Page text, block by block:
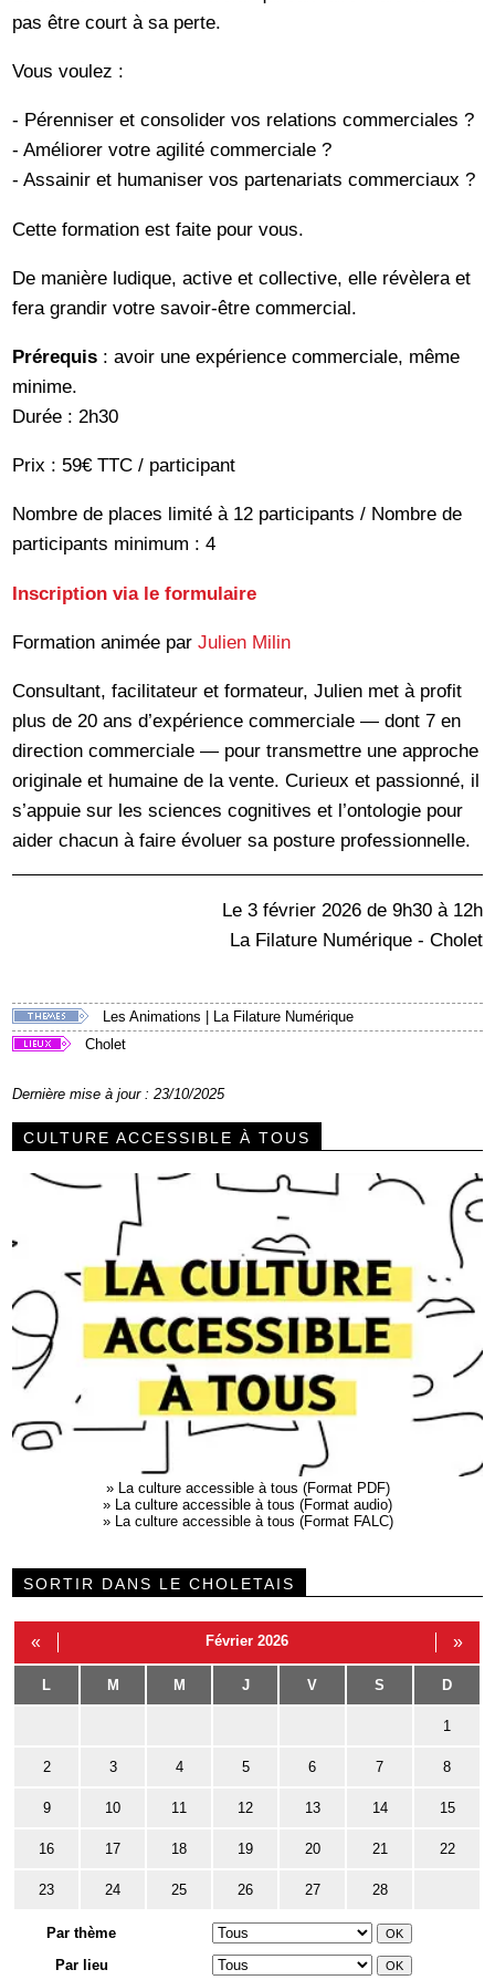
pas être court à sa perte.
Vous voulez :
- Pérenniser et consolider vos relations commerciales ?
- Améliorer votre agilité commerciale ?
- Assainir et humaniser vos partenariats commerciaux ?
Cette formation est faite pour vous.
De manière ludique, active et collective, elle révèlera et
fera grandir votre savoir-être commercial.
Prérequis : avoir une expérience commerciale, même
minime.
Durée : 2h30
Prix : 59€ TTC / participant
Nombre de places limité à 12 participants / Nombre de
participants minimum : 4
Inscription via le formulaire
Formation animée parJulien Milin
Consultant, facilitateur et formateur, Julien met à profit
plus de 20 ans d’expérience commerciale — dont 7 en
direction commerciale — pour transmettre une approche
originale et humaine de la vente. Curieux et passionné, il
s’appuie sur les sciences cognitives et l’ontologie pour
aider chacun à faire évoluer sa posture professionnelle.
Le 3 février 2026 de 9h30 à 12h
La Filature Numérique - Cholet
Les Animations | La Filature Numérique
Cholet
Dernière mise à jour : 23/10/2025
CULTURE ACCESSIBLE À TOUS
» La culture accessible à tous (Format PDF)
» La culture accessible à tous (Format audio)
» La culture accessible à tous (Format FALC)
SORTIR DANS LE CHOLETAIS
« Février 2026 »
L M M J V S D
1
2 3 4 5 6 7 8
9 10 11 12 13 14 15
16 17 18 19 20 21 22
23 24 25 26 27 28
Par thème
Par lieu